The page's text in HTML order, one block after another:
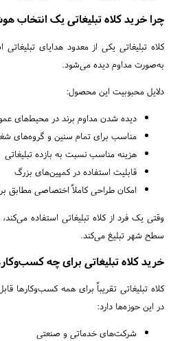
چرا خرید کلاه تبلیغاتی یک انتخاب
کلاه تبلیغاتی یکی از معدود هدایای
به‌صورت مداوم دیده می‌شود.
دلایل محبوبیت این محصول:
دیده شدن مداوم برند در محیط‌های
مناسب برای تمام سنین و گروه‌های
هزینه مناسب نسبت به بازده تبلیغاتی
قابلیت استفاده در کمپین‌های بزرگ
امکان طراحی کاملاً اختصاصی مطابق
وقتی یک فرد از کلاه تبلیغاتی استفاده
سطح شهر تبلیغ می‌کند.
خرید کلاه تبلیغاتی برای چه
کلاه تبلیغاتی تقریباً برای همه کسب‌وکارها
در این حوزه‌ها دارد:
شرکت‌های خدماتی و صنعتی